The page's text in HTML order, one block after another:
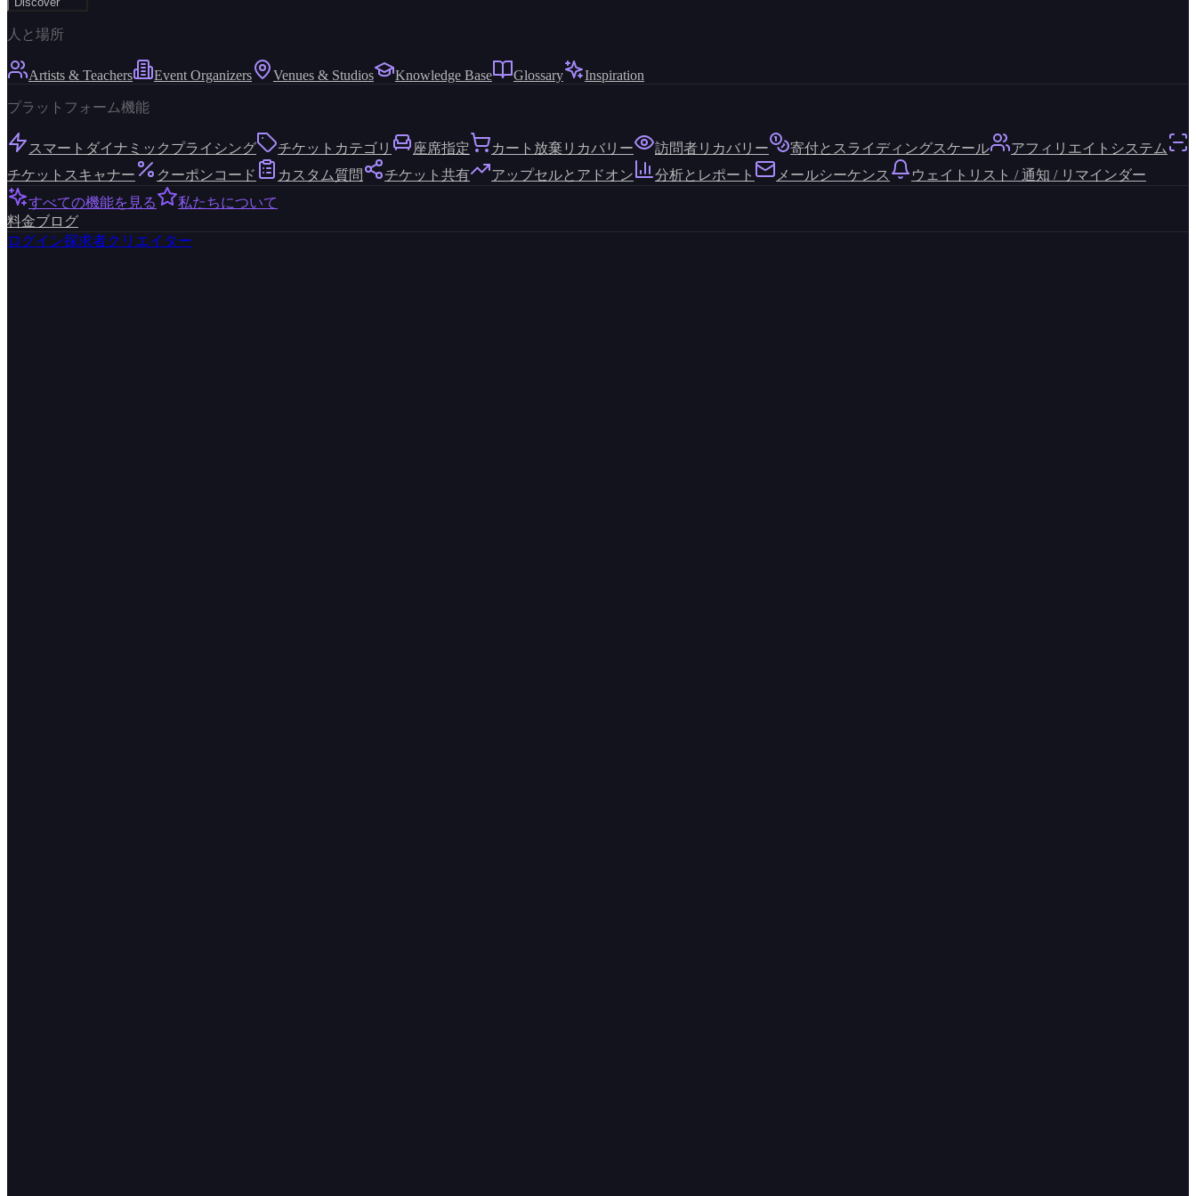
人と場所
Artists & Teachers Event Organizers Venues & Studios Knowledge Base Glossary Inspiration
プラットフォーム機能
スマートダイナミックプライシング チケットカテゴリ 座席指定 カート放棄リカバリー 訪問者リカバリー 寄付とスライディングスケール
アフィリエイトシステム
チケットスキャナー
クーポンコード カスタム質問 チケット共有 アップセルとアドオン 分析とレポート メールシーケンス
ウェイトリスト / 通知 / リマインダー
すべての機能を見る
私たちについて
料金ブログ
ログイン探求者クリエイター